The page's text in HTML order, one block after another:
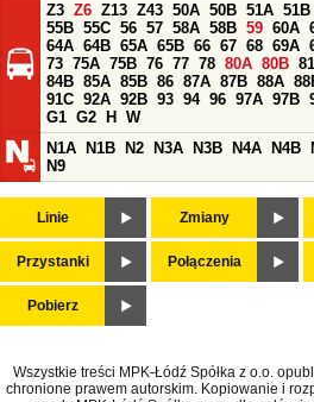
Z3 Z6 Z13 Z43 50A 50B 51A 51B
55B 55C 56 57 58A 58B 59 60A
64A 64B 65A 65B 66 67 68 69A
73 75A 75B 76 77 78 80A 80B
84B 85A 85B 86 87A 87B 88A
91C 92A 92B 93 94 96 97A 97B
G1 G2 H
W
N1A
N1B N2 N3A N3B N4A N4B
N9
Linie Zmiany
Przystanki Połączenia
Pobierz
Wszystkie treści MPK-Łódź Spółka z o.o.
chronione prawem autorskim. Kopiowanie i